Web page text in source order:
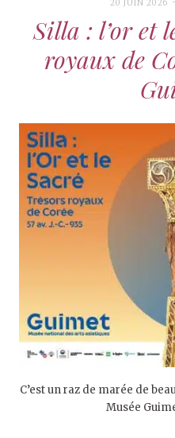
20 JUIN 2026
Silla : l’or et
royaux de
C’est un raz de marée de
Musée